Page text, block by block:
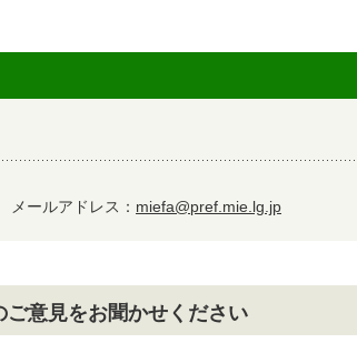
メールアドレス： miefa@pref.mie.lg.jp
意見をお聞かせください